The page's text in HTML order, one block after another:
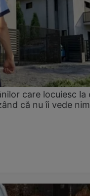
care locuiesc la
că nu îi vede